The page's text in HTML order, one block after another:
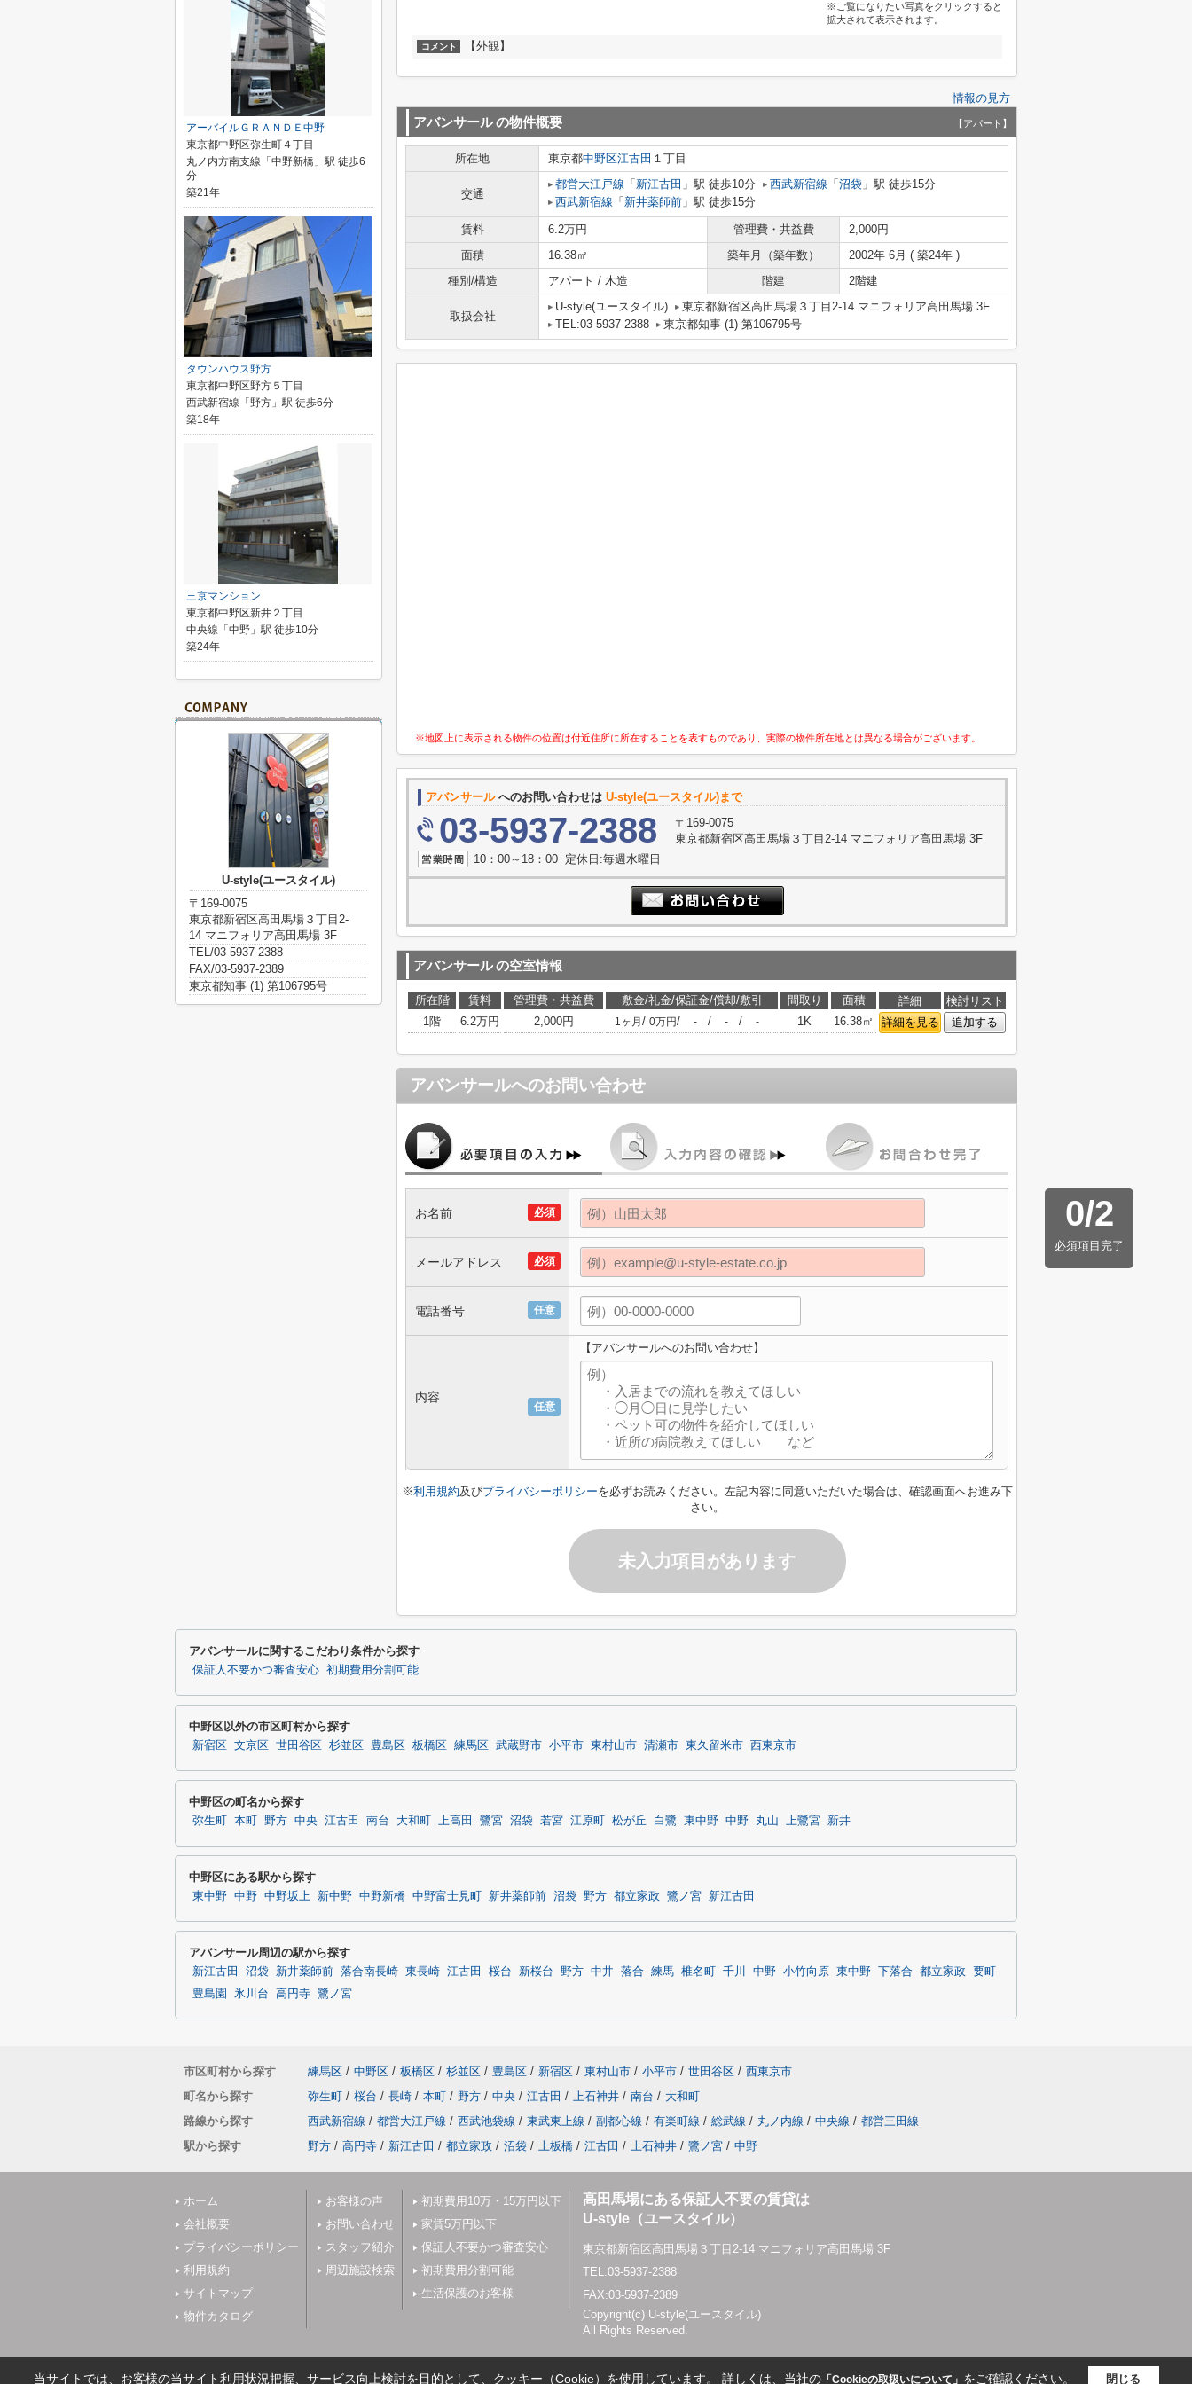
※ご覧になりたい写真をクリックすると
拡大されて表示されます。
コメント 【外観】
情報の見方
アバンサールの物件概要 【アパート】
所在地 東京都中野区江古田 １丁目
交通
都営大江戸線 「 新江古田 」駅 徒歩10分 西武新宿線 「 沼袋 」駅 徒歩15分
西武新宿線 「 新井薬師前 」駅 徒歩15分
賃料 6.2万円 管理費・共益費
2,000円
面積
16.38㎡ 築年月（築年数）
2002年 6月 ( 築24年 )
種別/構造
アパート / 木造 階建 2階建
取扱会社
U-style(ユースタイル)
東京都新宿区高田馬場３丁目2-14 マニフォリア高田馬場 3F
TEL:03-5937-2388
東京都知事 (1) 第106795号
※地図上に表示される物件の位置は付近住所に所在することを表すものであり、実際の物件所在地とは異なる場合がございます。
アバンサールへのお問い合わせは U-style(ユースタイル)まで
03-5937-2388
〒169-0075
東京都新宿区高田馬場３丁目2-14 マニフォリア高田馬場 3F
10：00～18：00 定休日:毎週水曜日
アバンサールの空室情報
所在階 賃料 管理費・共益費 敷金/礼金/保証金/償却/敷引 間取り 面積 詳細
検討リスト
1階
6.2万円 2,000円 1ヶ月 / 0万円/ - / - / - 1K 16.38㎡ 詳細を見る 追加する
アバンサールへのお問い合わせ
0/2
必須項目完了
必須
お名前
必須
メールアドレス
任意
電話番号
任意
内容
【アバンサールへのお問い合わせ】
※利用規約及びプライバシーポリシーを必ずお読みください。左記内容に同意いただいた場合は、確認画面へお進み下
さい。
未入力項目があります
アーバイルＧＲＡＮＤＥ中野
東京都中野区弥生町４丁目
丸ノ内方南支線「中野新橋」駅 徒歩6
分
築21年
タウンハウス野方
東京都中野区野方５丁目
西武新宿線「野方」駅 徒歩6分
築18年
三京マンション
東京都中野区新井２丁目
中央線「中野」駅 徒歩10分
築24年
U-style(ユースタイル)
〒169-0075
東京都新宿区高田馬場３丁目2-
14 マニフォリア高田馬場 3F
TEL/03-5937-2388
FAX/03-5937-2389
東京都知事 (1) 第106795号
アバンサールに関するこだわり条件から探す
保証人不要かつ審査安心 初期費用分割可能
中野区以外の市区町村から探す
新宿区 文京区 世田谷区 杉並区 豊島区 板橋区 練馬区 武蔵野市 小平市 東村山市 清瀬市 東久留米市 西東京市
中野区の町名から探す
弥生町 本町 野方 中央 江古田 南台 大和町 上高田 鷺宮 沼袋 若宮 江原町 松が丘 白鷺 東中野 中野 丸山 上鷺宮 新井
中野区にある駅から探す
東中野 中野 中野坂上 新中野 中野新橋 中野富士見町 新井薬師前 沼袋 野方 都立家政 鷺ノ宮 新江古田
アバンサール周辺の駅から探す
新江古田 沼袋 新井薬師前 落合南長崎 東長崎 江古田 桜台 新桜台 野方 中井 落合 練馬 椎名町 千川 中野 小竹向原 東中野 下落合 都立家政
要町
豊島園
氷川台 高円寺 鷺ノ宮
市区町村から探す 練馬区 / 中野区 / 板橋区 / 杉並区 / 豊島区 / 新宿区 / 東村山市 / 小平市 / 世田谷区 / 西東京市
町名から探す
弥生町 / 桜台 / 長崎 / 本町 / 野方 / 中央 / 江古田 / 上石神井 / 南台 / 大和町
路線から探す
西武新宿線 / 都営大江戸線 / 西武池袋線 / 東武東上線 / 副都心線 / 有楽町線 / 総武線 / 丸ノ内線 / 中央線 / 都営三田線
駅から探す
野方 / 高円寺 / 新江古田 / 都立家政 / 沼袋 / 上板橋 / 江古田 / 上石神井 / 鷺ノ宮 / 中野
ホーム
会社概要
プライバシーポリシー
利用規約
サイトマップ
物件カタログ
お客様の声
お問い合わせ
スタッフ紹介
周辺施設検索
初期費用10万・15万円以下
家賃5万円以下
保証人不要かつ審査安心
初期費用分割可能
生活保護のお客様
高田馬場にある保証人不要の賃貸は
U-style（ユースタイル）
東京都新宿区高田馬場３丁目2-14 マニフォリア高田馬場 3F
TEL:03-5937-2388
FAX:03-5937-2389
Copyright(c) U-style(ユースタイル)
All Rights Reserved.
当サイトでは、お客様の当サイト利用状況把握、サービス向上検討を目的として、クッキー（Cookie）を使用しています。 詳しくは、当社の「Cookieの取扱いについて」 をご確認ください。 閉じる